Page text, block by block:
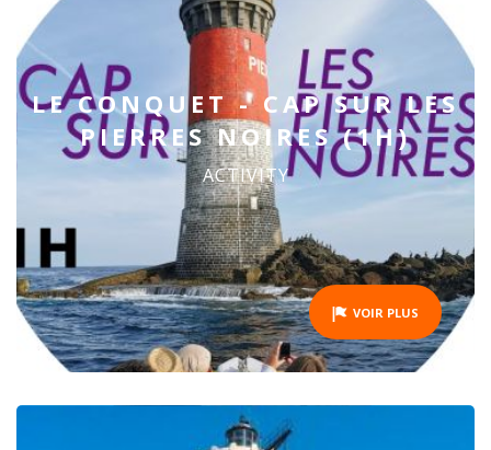
LE CONQUET - CAP SUR LES
PIERRES NOIRES (1H)
ACTIVITY
VOIR PLUS